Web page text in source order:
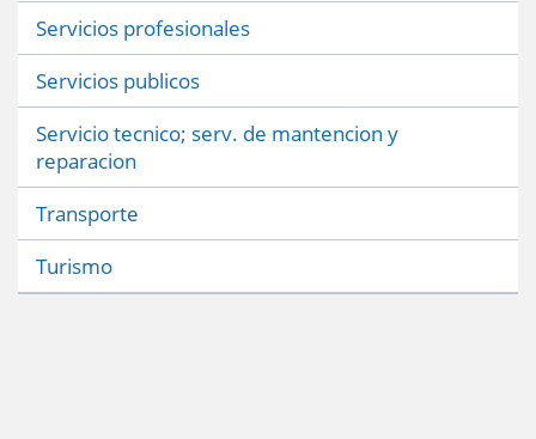
Servicios profesionales
Servicios publicos
Servicio tecnico; serv. de mantencion y
reparacion
Transporte
Turismo